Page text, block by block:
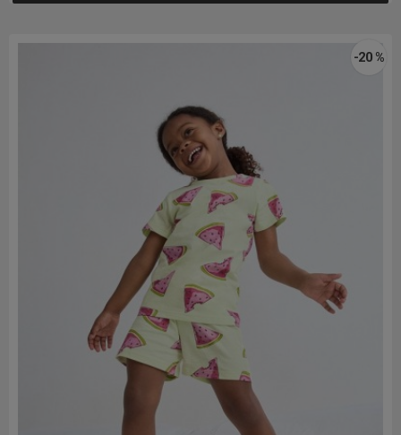
-20 %